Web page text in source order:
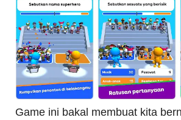
Game ini bakal membuat kita